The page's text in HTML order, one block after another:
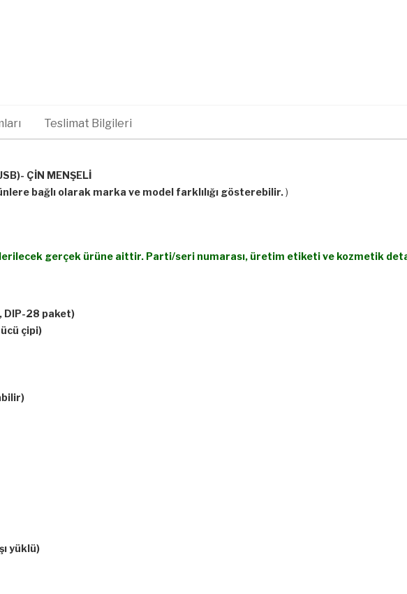
Teslimat Bilgileri
ÇİN MENŞELİ
bağlı olarak marka ve model farklılığı gösterebilir.)
gerçek ürüne aittir. Parti/seri numarası, üretim etiketi ve kozmetik
DIP-28 paket)
çipi)
yüklü)